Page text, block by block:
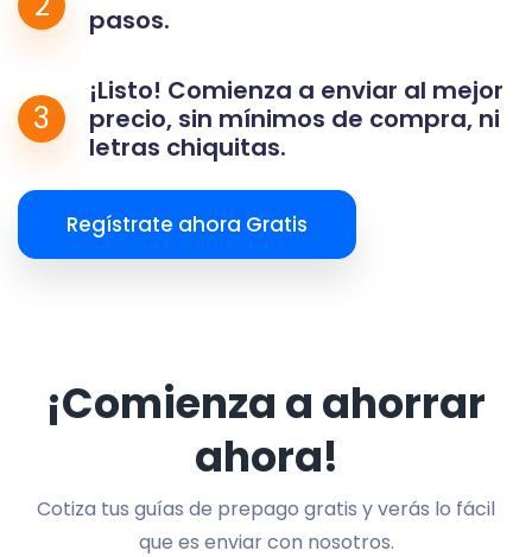
pasos.
3
¡Listo! Comienza a enviar al mejor
precio, sin mínimos de compra, ni
letras chiquitas.
Regístrate ahora Gratis
¡Comienza a ahorrar
ahora!
Cotiza tus guías de prepago gratis y verás lo fácil
que es enviar con nosotros.